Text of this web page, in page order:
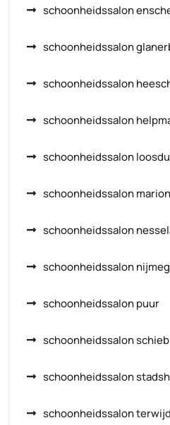
schoonheidssalon
schoonheidssalon
schoonheidssalon
schoonheidssalon
schoonheidssalon
schoonheidssalon
schoonheidssalon
schoonheidssalon
schoonheidssalon puur
schoonheidssalon
schoonheidssalon
schoonheidssalon